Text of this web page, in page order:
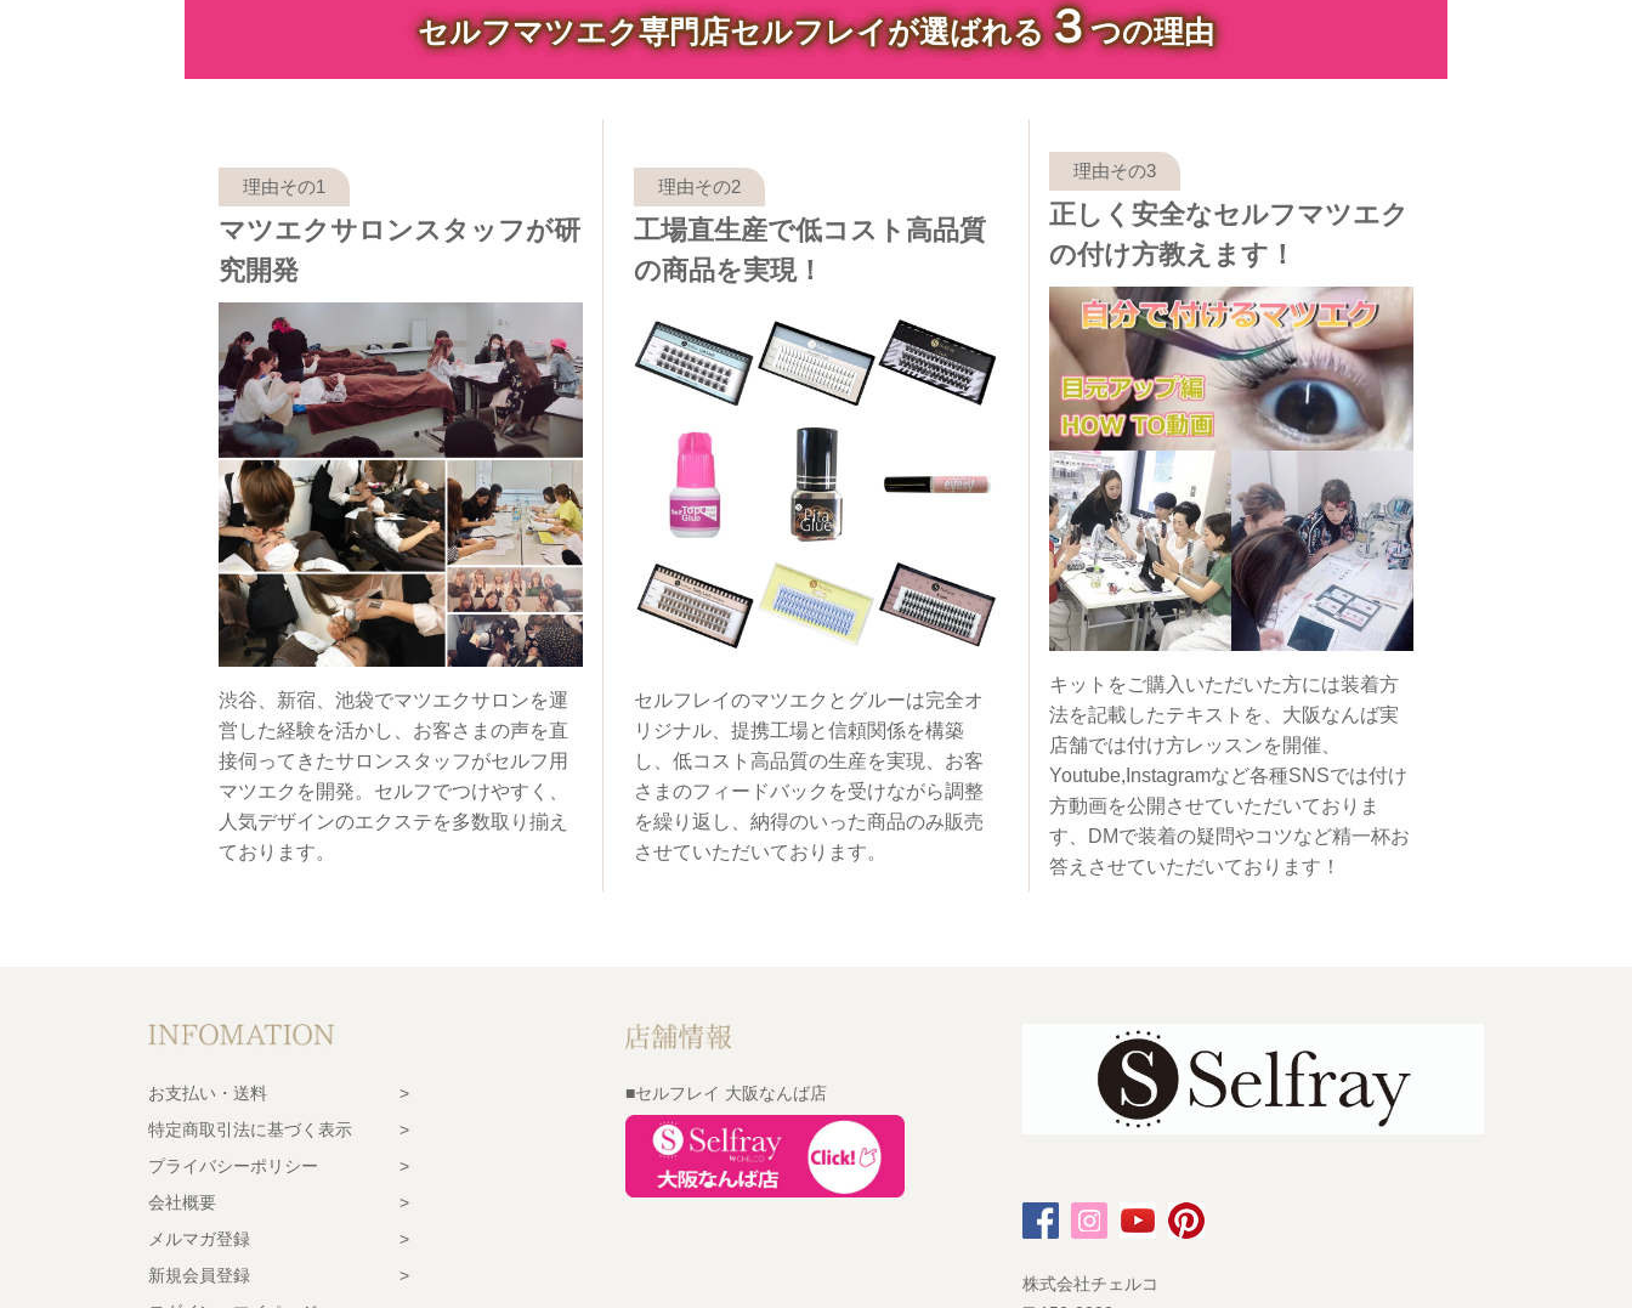
セルフマツエク専門店セルフレイが選ばれる３つの理由
マツエクサロンスタッフが研
究開発
渋谷、新宿、池袋でマツエクサロンを運
営した経験を活かし、お客さまの声を直
接伺ってきたサロンスタッフがセルフ用
マツエクを開発。セルフでつけやすく、
人気デザインのエクステを多数取り揃え
ております。
工場直生産で低コスト高品質
の商品を実現！
セルフレイのマツエクとグルーは完全オ
リジナル、提携工場と信頼関係を構築
し、低コスト高品質の生産を実現、お客
さまのフィードバックを受けながら調整
を繰り返し、納得のいった商品のみ販売
させていただいております。
正しく安全なセルフマツエク
の付け方教えます！
キットをご購入いただいた方には装着方
法を記載したテキストを、大阪なんば実
店舗では付け方レッスンを開催、
Youtube,Instagramなど各種SNSでは付け
方動画を公開させていただいておりま
す、DMで装着の疑問やコツなど精一杯お
答えさせていただいております！
お支払い・送料
特定商取引法に基づく表示
プライバシーポリシー
会社概要
メルマガ登録
新規会員登録
■セルフレイ 大阪なんば店
株式会社チェルコ